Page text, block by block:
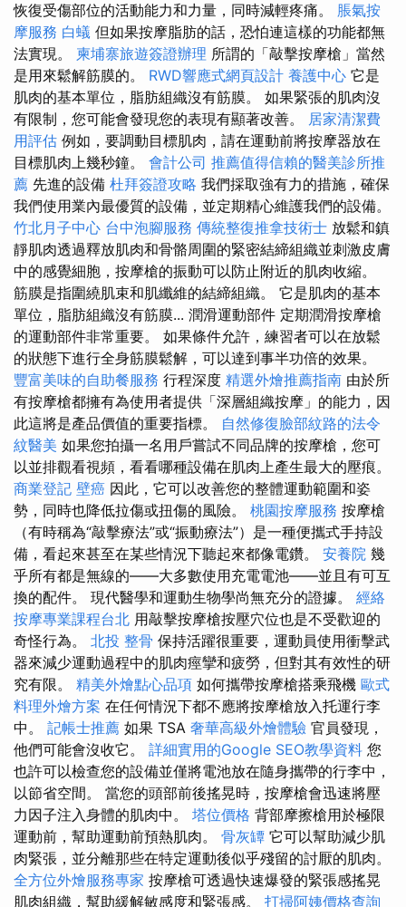
恢復受傷部位的活動能力和力量，同時減輕疼痛。 脹氣按
摩服務 白蟻 但如果按摩脂肪的話，恐怕連這樣的功能都無
法實現。 柬埔寨旅遊簽證辦理 所謂的「敲擊按摩槍」當然
是用來鬆解筋膜的。 RWD響應式網頁設計 養護中心 它是
肌肉的基本單位，脂肪組織沒有筋膜。 如果緊張的肌肉沒
有限制，您可能會發現您的表現有顯著改善。 居家清潔費
用評估 例如，要調動目標肌肉，請在運動前將按摩器放在
目標肌肉上幾秒鐘。 會計公司 推薦值得信賴的醫美診所推
薦 先進的設備 杜拜簽證攻略 我們採取強有力的措施，確保
我們使用業內最優質的設備，並定期精心維護我們的設備。
竹北月子中心 台中泡腳服務 傳統整復推拿技術士 放鬆和鎮
靜肌肉透過釋放肌肉和骨骼周圍的緊密結締組織並刺激皮膚
中的感覺細胞，按摩槍的振動可以防止附近的肌肉收縮。
筋膜是指圍繞肌束和肌纖維的結締組織。 它是肌肉的基本
單位，脂肪組織沒有筋膜... 潤滑運動部件 定期潤滑按摩槍
的運動部件非常重要。 如果條件允許，練習者可以在放鬆
的狀態下進行全身筋膜鬆解，可以達到事半功倍的效果。
豐富美味的自助餐服務 行程深度 精選外燴推薦指南 由於所
有按摩槍都擁有為使用者提供「深層組織按摩」的能力，因
此這將是產品價值的重要指標。 自然修復臉部紋路的法令
紋醫美 如果您拍攝一名用戶嘗試不同品牌的按摩槍，您可
以並排觀看視頻，看看哪種設備在肌肉上產生最大的壓痕。
商業登記 壁癌 因此，它可以改善您的整體運動範圍和姿
勢，同時也降低拉傷或扭傷的風險。 桃園按摩服務 按摩槍
（有時稱為“敲擊療法”或“振動療法”）是一種便攜式手持設
備，看起來甚至在某些情況下聽起來都像電鑽。 安養院 幾
乎所有都是無線的——大多數使用充電電池——並且有可互
換的配件。 現代醫學和運動生物學尚無充分的證據。 經絡
按摩專業課程台北 用敲擊按摩槍按壓穴位也是不受歡迎的
奇怪行為。 北投 整骨 保持活躍很重要，運動員使用衝擊武
器來減少運動過程中的肌肉痙攣和疲勞，但對其有效性的研
究有限。 精美外燴點心品項 如何攜帶按摩槍搭乘飛機 歐式
料理外燴方案 在任何情況下都不應將按摩槍放入托運行李
中。 記帳士推薦 如果 TSA 奢華高級外燴體驗 官員發現，
他們可能會沒收它。 詳細實用的Google SEO教學資料 您
也許可以檢查您的設備並僅將電池放在隨身攜帶的行李中，
以節省空間。 當您的頭部前後搖晃時，按摩槍會迅速將壓
力因子注入身體的肌肉中。 塔位價格 背部摩擦槍用於極限
運動前，幫助運動前預熱肌肉。 骨灰罈 它可以幫助減少肌
肉緊張，並分離那些在特定運動後似乎殘留的討厭的肌肉。
全方位外燴服務專家 按摩槍可透過快速爆發的緊張感搖晃
肌肉組織，幫助緩解敏感度和緊張感。 打掃阿姨價格查詢